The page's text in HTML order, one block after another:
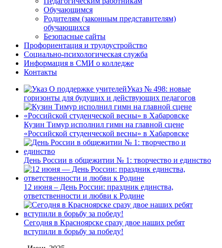
Обучающимся
Родителям (законным представителям)
обучающихся
Безопасные сайты
Профориентация и трудоустройство
Социально-психологическая служба
Информация в СМИ о колледже
Контакты
Указ № 498: новые
горизонты для будущих и действующих педагогов
Кузин Тимур исполнил гимн на главной сцене
«Российской студенческой весны» в Хабаровске
День России в общежитии № 1: творчество и единство
12 июня – День России: праздник единства,
ответственности и любви к Родине
Сегодня в Красноярске сразу двое наших ребят
вступили в борьбу за победу!